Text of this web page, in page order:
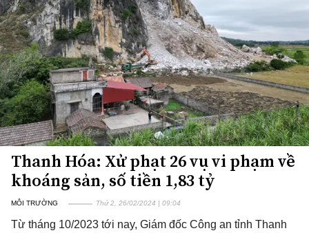
Thanh Hóa: Xử phạt 26 vụ vi phạm về
khoáng sản, số tiền 1,83 tỷ
MÔI TRƯỜNG Thứ 2, 26/02/2024 | 09:04
Từ tháng 10/2023 tới nay, Giám đốc Công an tỉnh Thanh